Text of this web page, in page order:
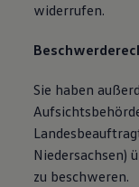
widerrufen.
Sie haben
Niedersachsen)
zu beschweren.